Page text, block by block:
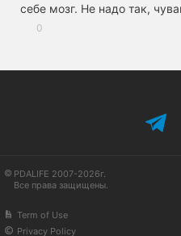
себе мозг. Не надо так,
0
PDALIFE 2007-2026г.
Все права защищены.
Term of Use
Privacy Policy